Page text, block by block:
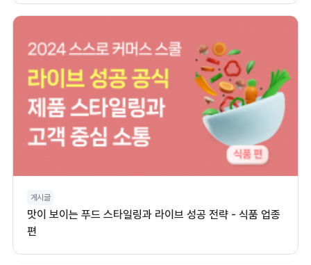
게시글
맛이 보이는 푸드 스타일링과 라이브 성공 전략 - 식품 업종
편